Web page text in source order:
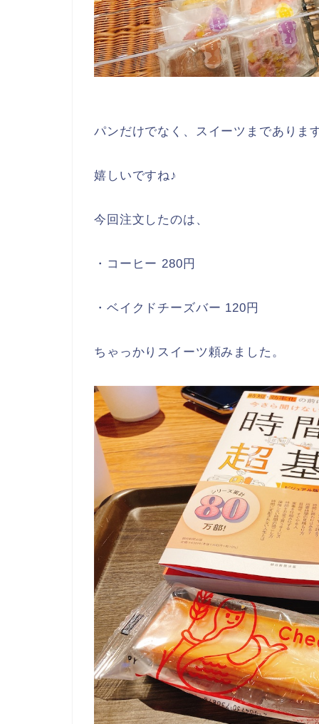
パンだけでなく、スイーツまでありま
嬉しいですね♪
今回注文したのは、
・コーヒー 280円
・ベイクドチーズバー 120円
ちゃっかりスイーツ頼みました。